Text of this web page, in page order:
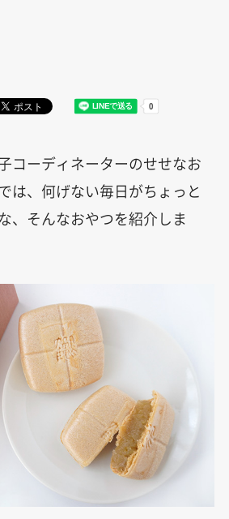
コーディネーターのせせなお
は、何げない毎日がちょっと
、そんなおやつを紹介しま